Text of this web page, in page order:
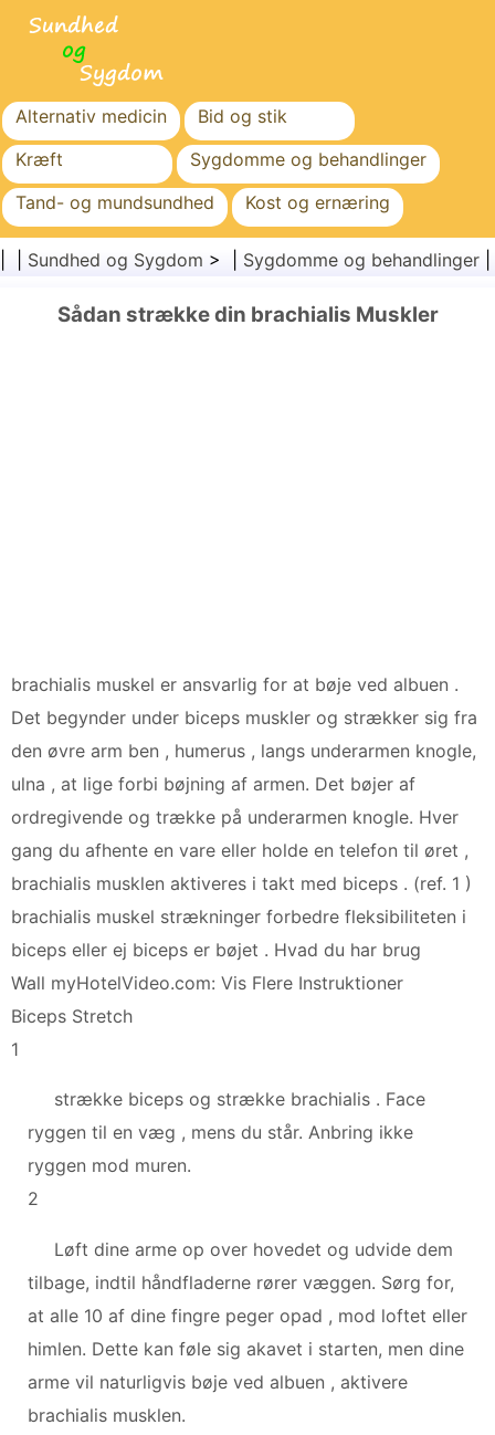
Alternativ medicin
Bid og stik
Kræft
Sygdomme og behandlinger
Tand- og mundsundhed
Kost og ernæring
Familiesundhed
Sundhedssektoren
Sundhed og Sygdom > | Sygdomme og behandlinger
Sådan strække din brachialis Muskler
brachialis muskel er ansvarlig for at bøje ved albuen .
Det begynder under biceps muskler og strækker sig fra
den øvre arm ben , humerus , langs underarmen knogle,
ulna , at lige forbi bøjning af armen. Det bøjer af
ordregivende og trække på underarmen knogle. Hver
gang du afhente en vare eller holde en telefon til øret ,
brachialis musklen aktiveres i takt med biceps . (ref. 1 )
brachialis muskel strækninger forbedre fleksibiliteten i
biceps eller ej biceps er bøjet . Hvad du har brug
Wall myHotelVideo.com: Vis Flere Instruktioner
Biceps Stretch
1
strække biceps og strække brachialis . Face
ryggen til en væg , mens du står. Anbring ikke
ryggen mod muren.
2
Løft dine arme op over hovedet og udvide dem
tilbage, indtil håndfladerne rører væggen. Sørg for,
at alle 10 af dine fingre peger opad , mod loftet eller
himlen. Dette kan føle sig akavet i starten, men dine
arme vil naturligvis bøje ved albuen , aktivere
brachialis musklen.